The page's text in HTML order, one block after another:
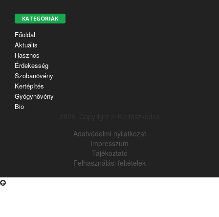
KATEGÓRIÁK
Főoldal
Aktuális
Hasznos
Érdekesség
Szobanövény
Kertépítés
Gyógynövény
Bio
Adatvédelmi nyilatkozat
Impresszum
Tájékoztató
Felhasználási feltételek